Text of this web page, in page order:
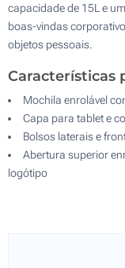
capacidade de 15L e
boas-vindas
objetos pessoais.
Características
Mochila enrolável
Capa para tablet e
Bolsos laterais e
Abertura superior
logótipo